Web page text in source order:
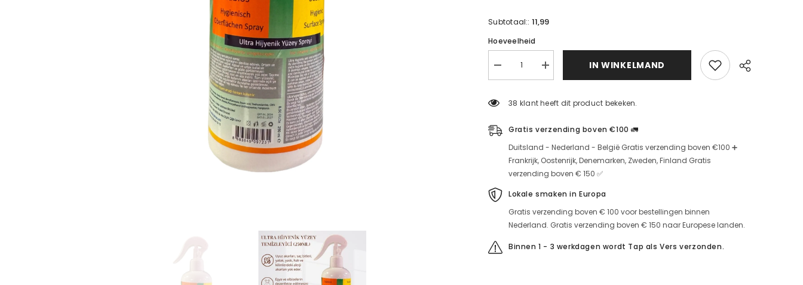
Subtotaal:: 11,99
Hoeveelheid
hygiënische
Verminder
voor
mijtenspray
Ultra-
hygiënische
Verhoog
voor
IN WINKELMAND
38 klant heeft dit product bekeken.
Gratis verzending boven €100 🚛
Duitsland - Nederland - België Gratis verzending boven €100 ➕
Frankrijk, Oostenrijk, Denemarken, Zweden, Finland Gratis
verzending boven € 150 ✅
Lokale smaken in Europa
Gratis verzending boven € 100 voor bestellingen binnen
Nederland. Gratis verzending boven € 150 naar Europese landen.
Binnen 1 - 3 werkdagen wordt Tap als Vers verzonden.